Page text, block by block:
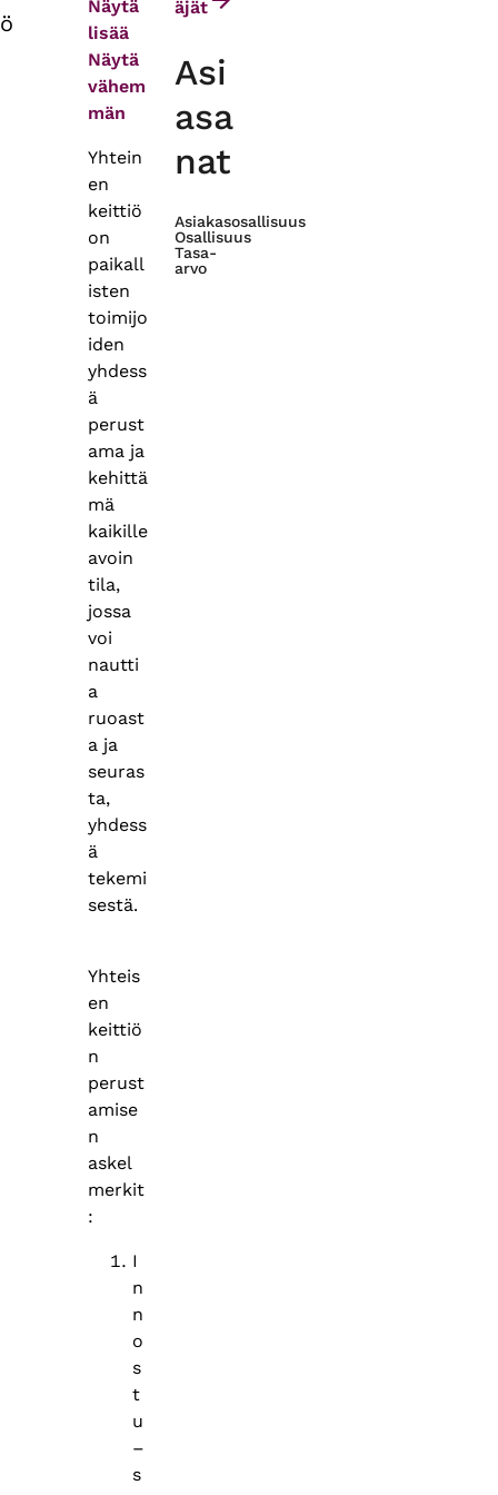
ö
Näytä
lisää
Näytä
vähem
män
Yhtein
en
keittiö
on
paikall
isten
toimijo
iden
yhdess
ä
perust
ama ja
kehittä
mä
kaikille
avoin
tila,
jossa
voi
nautti
a
ruoast
a ja
seuras
ta,
yhdess
ä
tekemi
sestä.
Yhteis
en
keittiö
n
perust
amise
n
askel
merkit
:
I
n
n
o
s
t
u
–
s
äjät
Asi
asa
nat
Asiakasosallisuus
Osallisuus
Tasa-
arvo